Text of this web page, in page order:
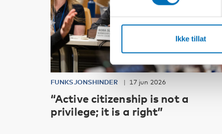
Ikke tillat
FUNKSJONSHINDER 17 jun 2026
“Active citizenship is not a
privilege; it is a right”